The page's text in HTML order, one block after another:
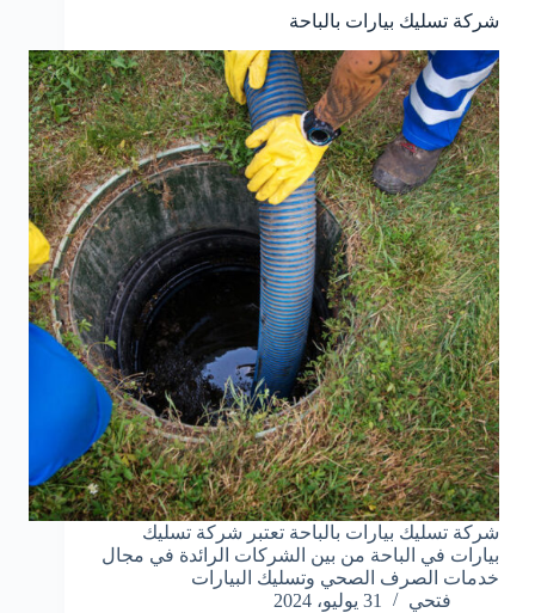
شركة تسليك بيارات بالباحة
شركة تسليك بيارات بالباحة تعتبر شركة تسليك
بيارات في الباحة من بين الشركات الرائدة في مجال
خدمات الصرف الصحي وتسليك البيارات
فتحي
31 يوليو، 2024